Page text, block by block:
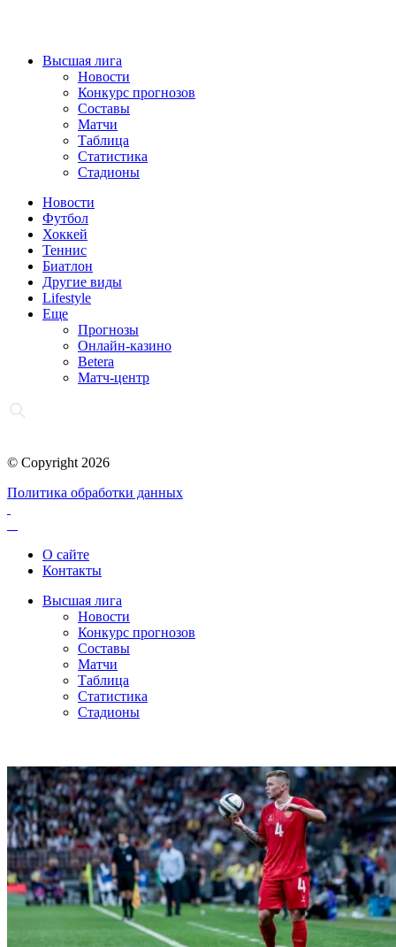
Высшая лига
Новости
Конкурс прогнозов
Составы
Матчи
Таблица
Статистика
Стадионы
Новости
Футбол
Хоккей
Теннис
Биатлон
Другие виды
Lifestyle
Еще
Прогнозы
Онлайн-казино
Betera
Матч-центр
© Copyright 2026
Политика обработки данных
О сайте
Контакты
Высшая лига
Новости
Конкурс прогнозов
Составы
Матчи
Таблица
Статистика
Стадионы